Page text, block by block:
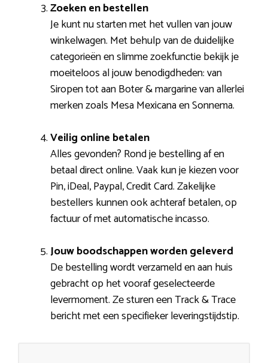
Zoeken en bestellen
Je kunt nu starten met het vullen van jouw
winkelwagen. Met behulp van de duidelijke
categorieën en slimme zoekfunctie bekijk je
moeiteloos al jouw benodigdheden: van
Siropen tot aan Boter & margarine van allerlei
merken zoals Mesa Mexicana en Sonnema.
Veilig online betalen
Alles gevonden? Rond je bestelling af en
betaal direct online. Vaak kun je kiezen voor
Pin, iDeal, Paypal, Credit Card. Zakelijke
bestellers kunnen ook achteraf betalen, op
factuur of met automatische incasso.
Jouw boodschappen worden geleverd
De bestelling wordt verzameld en aan huis
gebracht op het vooraf geselecteerde
levermoment. Ze sturen een Track & Trace
bericht met een specifieker leveringstijdstip.